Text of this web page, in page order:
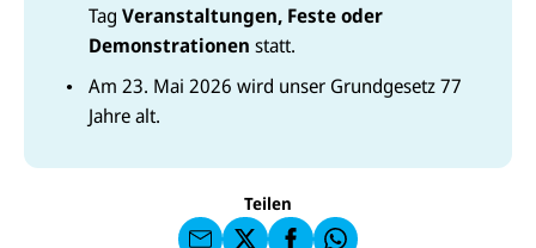
Tag Veranstaltungen, Feste oder
Demonstrationen statt.
Am 23. Mai 2026 wird unser Grundgesetz 77
Jahre alt.
Teilen
E-
M
n
I
N
C
E
U
a
u
f
E
uf